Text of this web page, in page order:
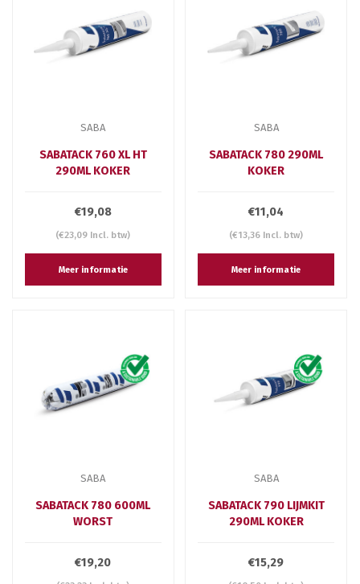
SABA
SABATACK 760 XL HT
290ML KOKER
€19,08
(€23,09 Incl. btw)
Meer informatie
SABA
SABATACK 780 290ML
KOKER
€11,04
(€13,36 Incl. btw)
Meer informatie
SABA
SABATACK 780 600ML
WORST
€19,20
SABA
SABATACK 790 LIJMKIT
290ML KOKER
€15,29